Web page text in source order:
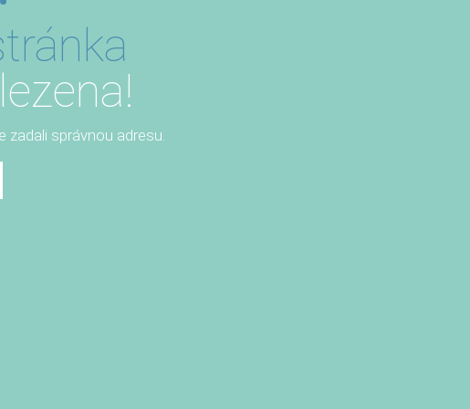
zadali správnou adresu.